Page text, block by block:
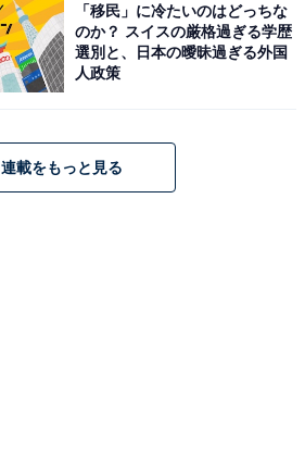
「移民」に冷たいのはどっちな
のか？ スイスの厳格過ぎる学歴
選別と、日本の曖昧過ぎる外国
人政策
連載をもっと見る